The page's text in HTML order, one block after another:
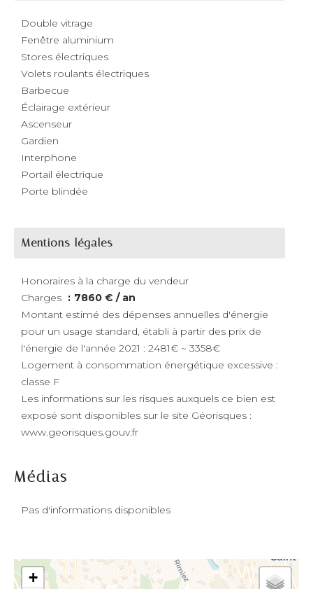
Double vitrage
Fenêtre aluminium
Stores électriques
Volets roulants électriques
Barbecue
Éclairage extérieur
Ascenseur
Gardien
Interphone
Portail électrique
Porte blindée
Mentions légales
Honoraires à la charge du vendeur
Charges
7860 € / an
Montant estimé des dépenses annuelles d'énergie
pour un usage standard, établi à partir des prix de
l'énergie de l'année 2021 : 2481€ ~ 3358€
Logement à consommation énergétique excessive :
classe F
Les informations sur les risques auxquels ce bien est
exposé sont disponibles sur le site Géorisques :
www.georisques.gouv.fr
Médias
Pas d'informations disponibles
+